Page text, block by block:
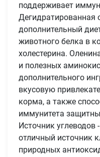
поддерживает
Дегидратированная
дополнительный
животного белка в
холестерина.
и полезных
дополнительного
вкусовую
корма, а также
иммунитета
Источник углеводов
отличный источник
природных